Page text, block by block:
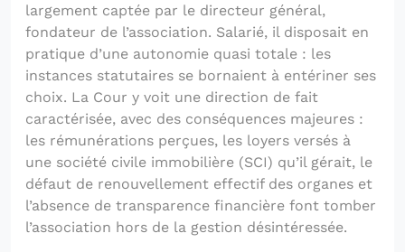
largement captée par le directeur général,
fondateur de l’association. Salarié, il disposait en
pratique d’une autonomie quasi totale : les
instances statutaires se bornaient à entériner ses
choix. La Cour y voit une direction de fait
caractérisée, avec des conséquences majeures :
les rémunérations perçues, les loyers versés à
une société civile immobilière (SCI) qu’il gérait, le
défaut de renouvellement effectif des organes et
l’absence de transparence financière font tomber
l’association hors de la gestion désintéressée.